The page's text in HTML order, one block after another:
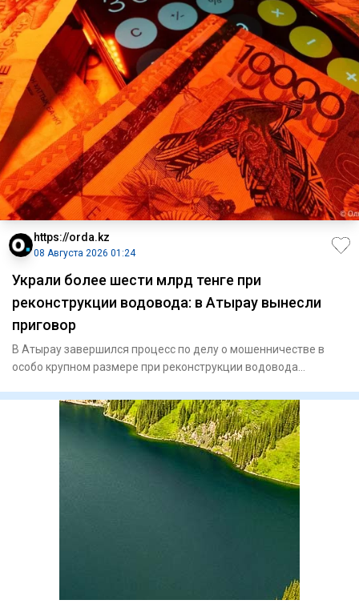
https://orda.kz
08 Августа 2026 01:24
Украли более шести млрд тенге при
реконструкции водовода: в Атырау вынесли
приговор
В Атырау завершился процесс по делу о мошенничестве в
особо крупном размере при реконструкции водовода